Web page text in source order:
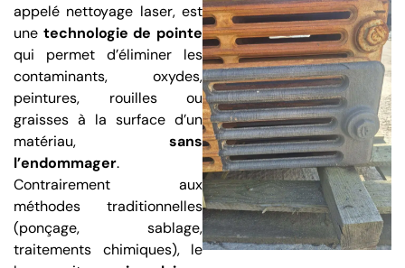
appelé nettoyage laser, est
une technologie de pointe
qui permet d’éliminer les
contaminants, oxydes,
peintures, rouilles ou
graisses à la surface d’un
matériau, sans
l’endommager.
Contrairement aux
méthodes traditionnelles
(ponçage, sablage,
traitements chimiques), le